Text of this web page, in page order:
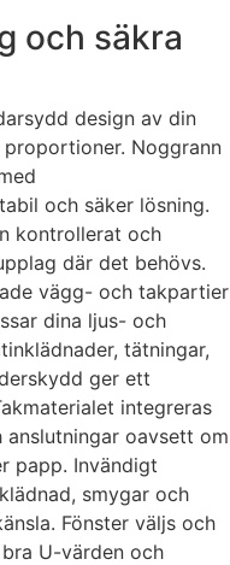
och säkra
design av din
Noggrann
och säker lösning.
kontrollerat och
där det behövs.
vägg- och takpartier
dina ljus- och
tätningar,
ger ett
integreras
oavsett om
papp. Invändigt
smygar och
Fönster väljs och
U-värden och